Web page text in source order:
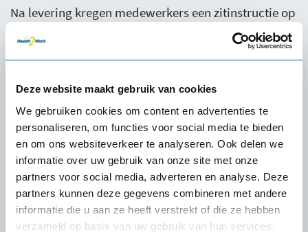
Deze website maakt gebruik van cookies
We gebruiken cookies om content en advertenties te
personaliseren, om functies voor social media te bieden
en om ons websiteverkeer te analyseren. Ook delen we
informatie over uw gebruik van onze site met onze
partners voor social media, adverteren en analyse. Deze
partners kunnen deze gegevens combineren met andere
informatie die u aan ze heeft verstrekt of die ze hebben
verzameld op basis van uw gebruik van hun services.
Na levering kregen medewerkers een zitinstructie op
locatie. Daarbij werd niet alleen uitgelegd hoe de
bureaustoel goed ingesteld moet worden, maar
Denk aan de juiste bureauhoogte, de positie van
beeldschermen en het optimaal afstemmen van de
werkplek op de gebruiker. Zo wordt de
ergonomische oplossing in de praktijk goed benut.